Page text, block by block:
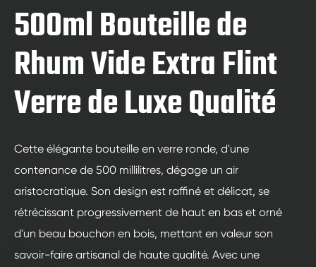
500ml Bouteille de
Rhum Vide Extra Flint
Verre de Luxe Qualité
Cette élégante bouteille en verre ronde, d'une
contenance de 500 millilitres, dégage un air
aristocratique. Son design est raffiné et délicat, se
rétrécissant progressivement de haut en bas et orné
d'un beau bouchon en bois, mettant en valeur son
savoir-faire artisanal de haute qualité. Avec une